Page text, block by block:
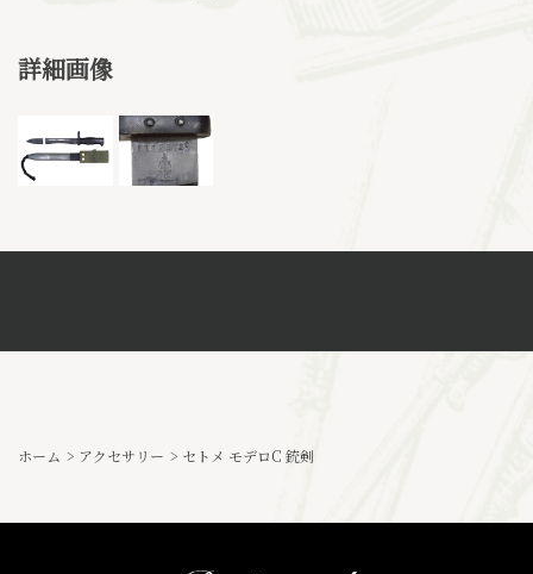
詳細画像
ホーム > アクセサリー > セトメ モデロC 銃剣